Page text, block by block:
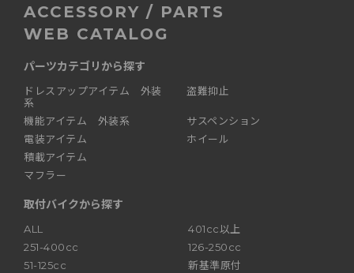
ACCESSORY / PARTS
WEB CATALOG
パーツカテゴリから探す
ドレスアップアイテム 外装
系
機能アイテム 外装系
電装アイテム
積載アイテム
マフラー
盗難抑止
サスペンション
ホイール
取付バイクから探す
ALL
401cc以上
251-400cc
126-250cc
51-125cc
新基準原付